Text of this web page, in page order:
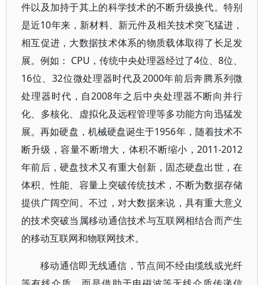
件以及加持于其上的科学技术的不断升级换代。特别
是近10年来，新材料、新元件及相关技术突飞猛进，
相互促进，大数据技术体系的物质载体取得了长足发
展。例如： CPU，传统中央处理器经过了4位、8位、
16位、32位微处理器时代及2000年前后奔腾系列微
处理器时代，自2008年之后中央处理器不断向并行
化、多核化、虚拟化及远程管理等多功能方向迅猛发
展。再如硬盘，机械硬盘诞生于1956年，随着技术不
断升级，容量不断增大，体积不断缩小，2011-2012
年前后，硬盘技术又有重大创新，固态硬盘出世，在
体积、性能、容量上突破传统技术，不断为数据存储
提供广阔空间。不过，对大数据来说，具有重大意义
的技术突破当属移动通信技术与互联网相结合而产生
的移动互联网和物联网技术。
移动通信即无线通信，节点间不经由缆线或光纤